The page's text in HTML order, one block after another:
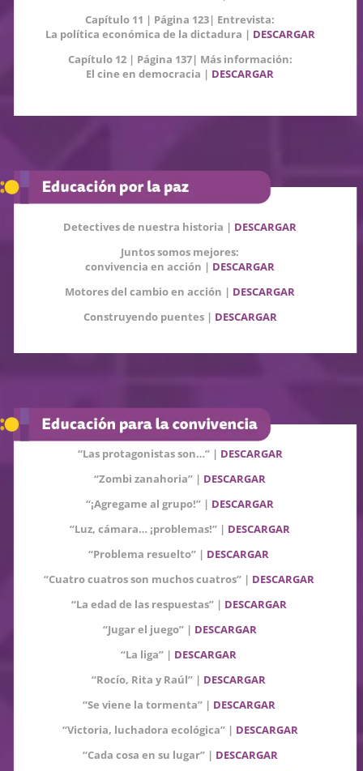
Capítulo 11 | Página 123| Entrevista:
La política económica de la dictadura | DESCARGAR
Capítulo 12 | Página 137| Más información:
El cine en democracia | DESCARGAR
Detectives de nuestra historia | DESCARGAR
Juntos somos mejores:
convivencia en acción | DESCARGAR
Motores del cambio en acción | DESCARGAR
Construyendo puentes| DESCARGAR
“Las protagonistas son…” | DESCARGAR
“Zombi zanahoria” | DESCARGAR
“¡Agregame al grupo!” | DESCARGAR
“Luz, cámara… ¡problemas!” | DESCARGAR
“Problema resuelto” | DESCARGAR
“Cuatro cuatros son muchos cuatros”| DESCARGAR
“La edad de las respuestas”| DESCARGAR
“Jugar el juego” | DESCARGAR
“La liga” | DESCARGAR
“Rocío, Rita y Raúl” | DESCARGAR
“Se viene la tormenta”| DESCARGAR
“Victoria, luchadora ecológica” | DESCARGAR
“Cada cosa en su lugar” | DESCARGAR